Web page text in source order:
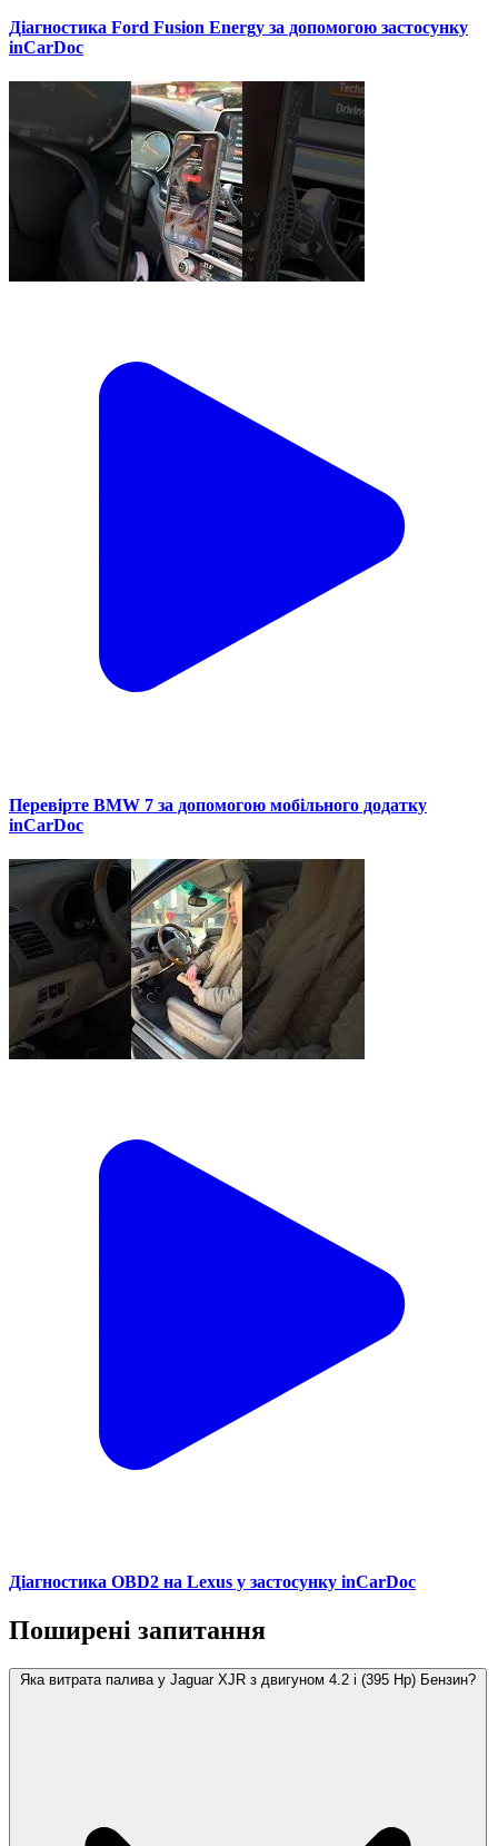
Діагностика Ford Fusion Energy за допомогою застосунку
inCarDoc
Перевірте BMW 7 за допомогою мобільного додатку
inCarDoc
Діагностика OBD2 на Lexus у застосунку inCarDoc
Поширені запитання
Яка витрата палива у Jaguar XJR з двигуном 4.2 i (395 Hp) Бензин?